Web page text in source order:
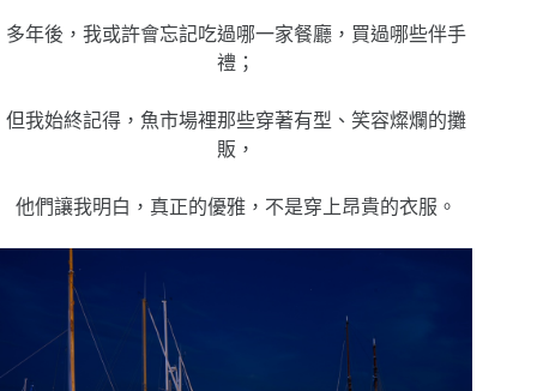
多年後，我或許會忘記吃過哪一家餐廳，買過哪些伴手
禮；
但我始終記得，魚市場裡那些穿著有型、笑容燦爛的攤
販，
他們讓我明白，真正的優雅，不是穿上昂貴的衣服。